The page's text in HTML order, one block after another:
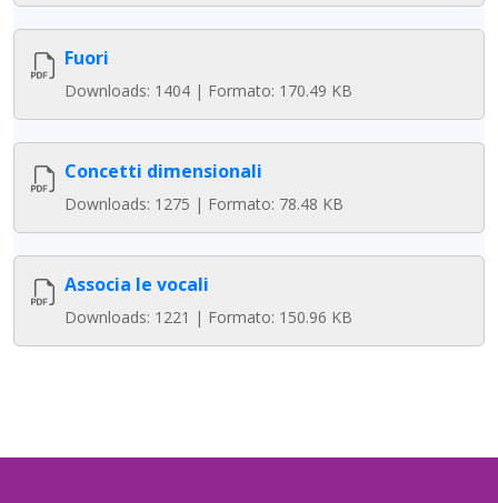
Fuori
Downloads: 1404 | Formato: 170.49 KB
Concetti dimensionali
Downloads: 1275 | Formato: 78.48 KB
Associa le vocali
Downloads: 1221 | Formato: 150.96 KB